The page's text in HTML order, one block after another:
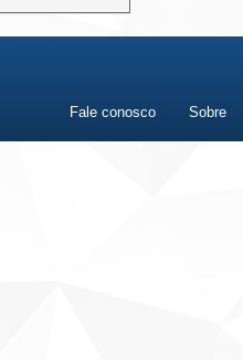
Fale conosco Sobre